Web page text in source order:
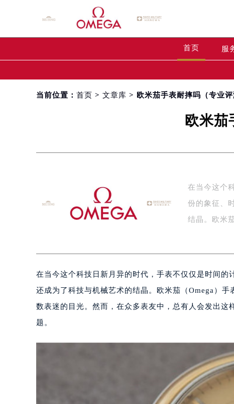
首页 服
当前位置： 首页 > 文章库 > 欧米茄手表耐摔吗（专业评
欧米茄
在当今这个
份的象征、
结晶。欧米
在当今这个科技日新月异的时代，手表不仅仅是时间
还成为了科技与机械艺术的结晶。欧米茄（Omega）
数表迷的目光。然而，在众多表友中，总有人会发出
题。